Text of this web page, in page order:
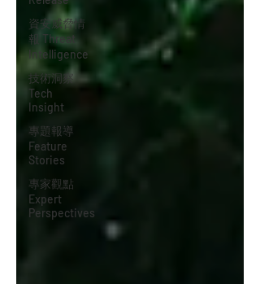
資安威脅情
報 Threat
Intelligence
技術洞察
Tech
Insight
專題報導
Feature
Stories
專家觀點
Expert
Perspectives